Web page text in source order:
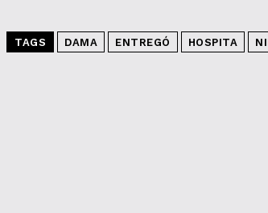
TAGS DAMA ENTREGÓ HOSPITA